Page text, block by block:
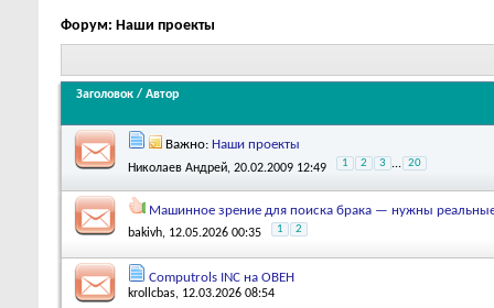
Форум: Наши проекты
Заголовок / Автор
Важно: Наши проекты
Николаев Андрей, 20.02.2009 12:49 1 2 3 ... 20
Машинное зрение для поиска брака — нужны реальные
bakivh, 12.05.2026 00:35 1 2
Computrols INC на ОВЕН
krollcbas, 12.03.2026 08:54